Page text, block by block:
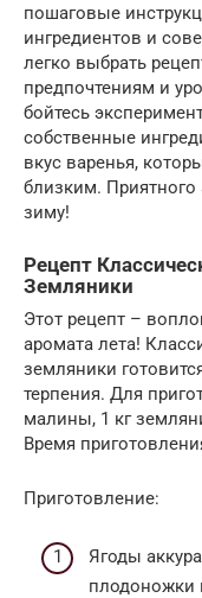
пошаговые
ингредиентов и
легко выбрать
предпочтениям и
бойтесь
собственные
вкус варенья,
близким. Приятного
зиму!
Рецепт
Земляники
Этот рецепт –
аромата лета!
земляники
терпения. Для
малины, 1 кг
Время
Приготовление:
Ягоды
плодоножки